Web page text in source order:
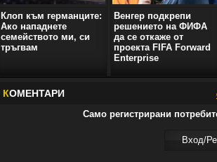
Клоп към германците:
Ако нападнете
семейството ми, си
тръгвам
Венгер подкрепи
решението на ФИФА
да се откаже от
проекта FIFA Forward
Enterprise
КОМЕНТАРИ
Само регистрирани
Вход/